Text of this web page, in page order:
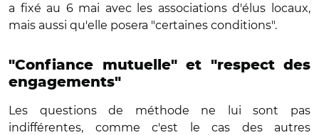
a fixé au 6 mai avec les associations d'élus locaux,
mais aussi qu'elle posera "certaines conditions".
"Confiance mutuelle" et "respect des
engagements"
Les questions de méthode ne lui sont pas
indifférentes, comme c'est le cas des autres